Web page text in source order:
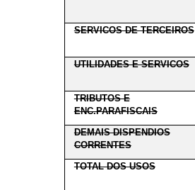
SERVICOS DE TERCEIROS
UTILIDADES E SERVICOS
TRIBUTOS E
ENC.PARAFISCAIS
DEMAIS DISPENDIOS
CORRENTES
TOTAL DOS USOS